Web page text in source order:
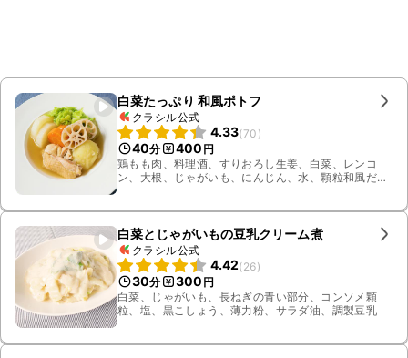
白菜たっぷり 和風ポトフ
クラシル公式
4.33(70 )
40分 400 円
鶏もも肉、料理酒、すりおろし生姜、白菜、レンコ
ン、大根、じゃがいも、にんじん、水、顆粒和風だ
白菜とじゃがいもの豆乳クリーム煮
クラシル公式
4.42(26)
30分 300 円
白菜、じゃがいも、長ねぎの青い部分、コンソメ顆
粒、塩、黒こしょう、薄力粉、サラダ油、調製豆乳